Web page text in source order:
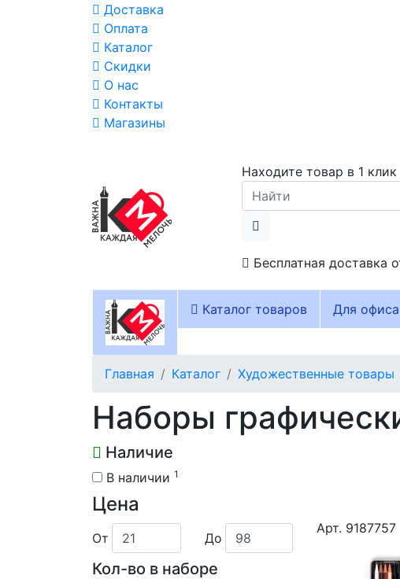
Доставка
Оплата
Каталог
Скидки
О нас
Контакты
Магазины
Находите товар в 1 клик
Бесплатная доставка
Каталог товаров Для офиса
Главная Каталог Художественные товары
Наборы
Наличие
В наличии 1
Цена
От До
Кол-во в наборе
Арт. 9187757